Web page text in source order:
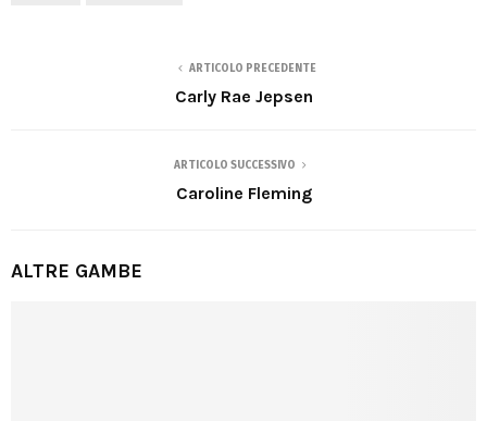
ARTICOLO PRECEDENTE
Carly Rae Jepsen
ARTICOLO SUCCESSIVO
Caroline Fleming
ALTRE GAMBE